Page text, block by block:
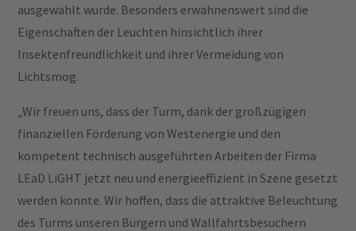
ausgewählt wurde. Besonders erwähnenswert sind die
Eigenschaften der Leuchten hinsichtlich ihrer
Insektenfreundlichkeit und ihrer Vermeidung von
Lichtsmog.
„Wir freuen uns, dass der Turm, dank der großzügigen
finanziellen Förderung von Westenergie und den
kompetent technisch ausgeführten Arbeiten der Firma
LEaD LiGHT jetzt neu und energieeffizient in Szene gesetzt
werden konnte. Wir hoffen, dass die attraktive Beleuchtung
des Turms unseren Bürgern und Wallfahrtsbesuchern